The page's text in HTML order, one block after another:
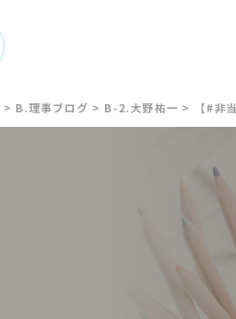
> B.理事ブログ > B-2.大野祐一 > 【#非